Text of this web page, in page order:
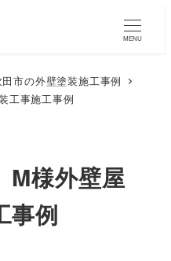
MENU
田市の外壁塗装施工事例
工事施工事例
様外壁屋
事例